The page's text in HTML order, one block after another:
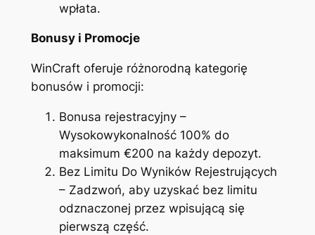
wpłata.
Bonusy i Promocje
WinCraft oferuje różnorodną kategorię
bonusów i promocji:
Bonusa rejestracyjny –
Wysokowykonalność 100% do
maksimum €200 na każdy depozyt.
Bez Limitu Do Wyników Rejestrujących
– Zadzwoń, aby uzyskać bez limitu
odznaczonej przez wpisującą się
pierwszą część.